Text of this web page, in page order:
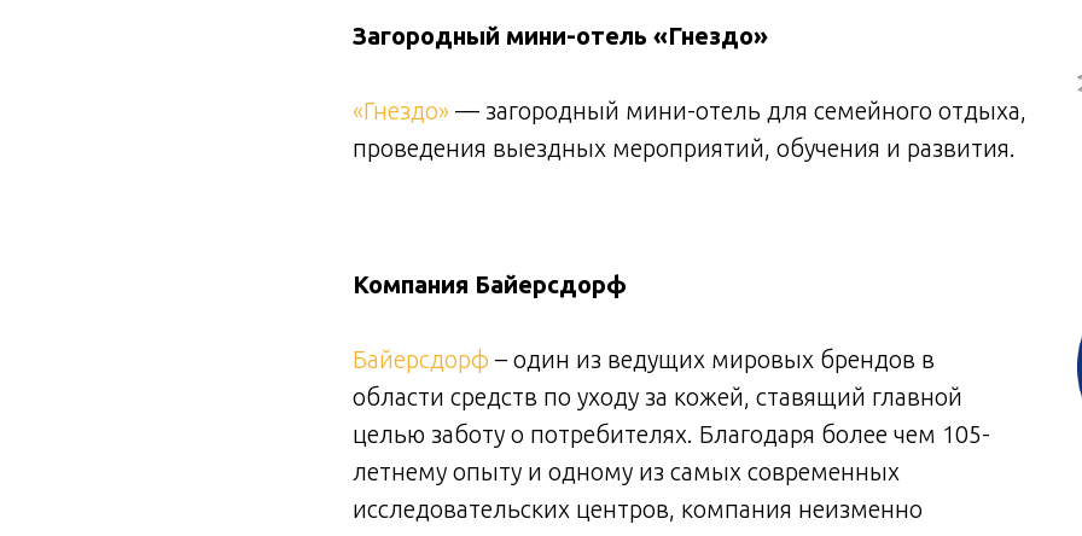
Загородный мини-отель «Гнездо»
«Гнездо» — загородный мини-отель для семейного отдыха,
проведения выездных мероприятий, обучения и развития.
Компания Байерсдорф
Байерсдорф – один из ведущих мировых брендов в
области средств по уходу за кожей, ставящий главной
целью заботу о потребителях. Благодаря более чем 105-
летнему опыту и одному из самых современных
исследовательских центров, компания неизменно